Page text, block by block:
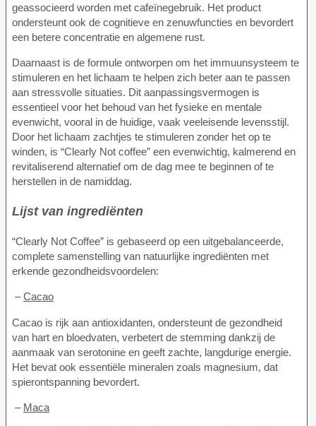
geassocieerd worden met cafeïnegebruik. Het product
ondersteunt ook de cognitieve en zenuwfuncties en bevordert
een betere concentratie en algemene rust.
Daarnaast is de formule ontworpen om het immuunsysteem te
stimuleren en het lichaam te helpen zich beter aan te passen
aan stressvolle situaties. Dit aanpassingsvermogen is
essentieel voor het behoud van het fysieke en mentale
evenwicht, vooral in de huidige, vaak veeleisende levensstijl.
Door het lichaam zachtjes te stimuleren zonder het op te
winden, is “Clearly Not coffee” een evenwichtig, kalmerend en
revitaliserend alternatief om de dag mee te beginnen of te
herstellen in de namiddag.
Lijst van ingrediënten
“Clearly Not Coffee” is gebaseerd op een uitgebalanceerde,
complete samenstelling van natuurlijke ingrediënten met
erkende gezondheidsvoordelen:
–Cacao
Cacao is rijk aan antioxidanten, ondersteunt de gezondheid
van hart en bloedvaten, verbetert de stemming dankzij de
aanmaak van serotonine en geeft zachte, langdurige energie.
Het bevat ook essentiële mineralen zoals magnesium, dat
spierontspanning bevordert.
– Maca